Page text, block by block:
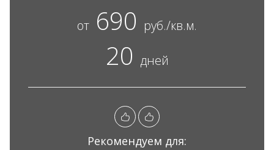
от 690 руб./кв.м.
20 дней
Рекомендуем для: